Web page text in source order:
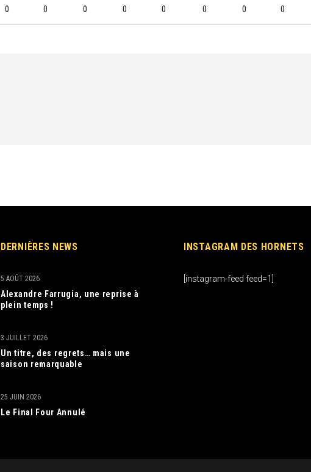
0 0 0 0 0 0 0 0
DERNIÈRES NEWS
Alexandre Farrugia, une reprise à
plein temps !
5 AOÛT 2026
Un titre, des regrets… mais une
saison remarquable
3 JUILLET 2026
Le Final Four Annulé
25 JUIN 2026
INSTAGRAM DES HORNETS
[instagram-feed feed=1]